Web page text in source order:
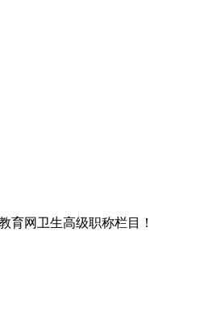
育网卫生高级职称栏目！